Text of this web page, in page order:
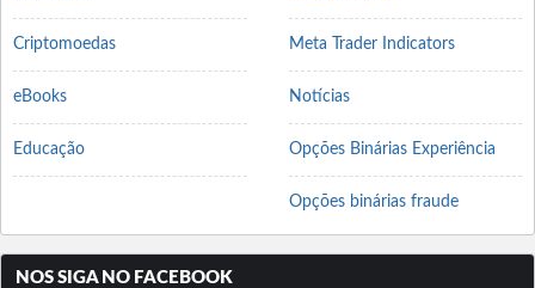
Criptomoedas
eBooks
Educação
Meta Trader Indicators
Notícias
Opções Binárias Experiência
Opções binárias fraude
NOS SIGA NO FACEBOOK